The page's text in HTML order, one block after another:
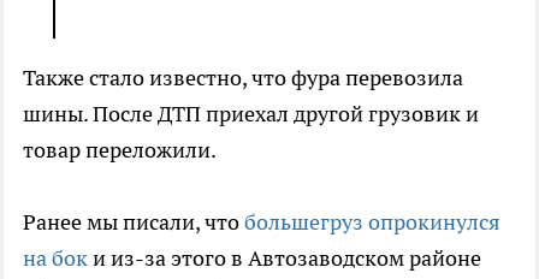
Также стало известно, что фура перевозила
шины. После ДТП приехал другой грузовик и
товар переложили.
Ранее мы писали, чтобольшегруз опрокинулся
на боки из-за этого в Автозаводском районе